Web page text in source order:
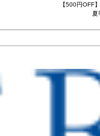
【500円OFF
夏